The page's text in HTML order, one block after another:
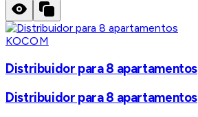
KOCOM
Distribuidor para 8 apartamentos
Distribuidor para 8 apartamentos